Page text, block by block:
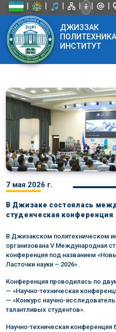
| | | | | |
ДЖИЗЗАК
ПОЛИТЕХНИКА
ИНСТИТУТ
7 мая 2026 г.
В Джизаке состоялась
студенческая конференция
В Джизакском политехническом
организована V Международная
конференция под названием
Ласточки науки – 2026».
Конференция проводилась по
— «Научно-техническая
— «Конкурс научно-
талантливых студентов».
Научно-техническая конференция